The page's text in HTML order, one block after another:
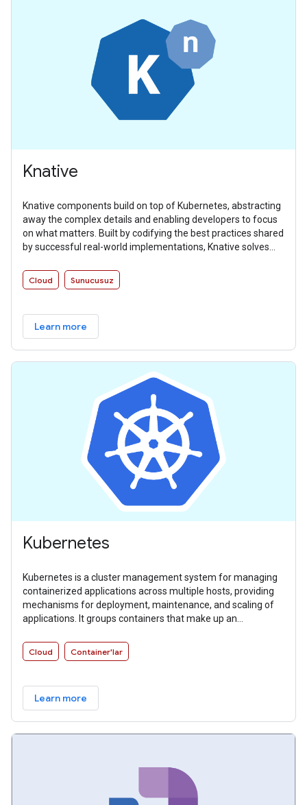
Knative
Knative components build on top of Kubernetes, abstracting
away the complex details and enabling developers to focus
on what matters. Built by codifying the best practices shared
by successful real-world implementations, Knative solves
cloud native services so you don’t have to.
Cloud Sunucusuz
Learn more
Kubernetes
Kubernetes is a cluster management system for managing
containerized applications across multiple hosts, providing
mechanisms for deployment, maintenance, and scaling of
applications. It groups containers that make up an
discovery.
Cloud Container'lar
Learn more